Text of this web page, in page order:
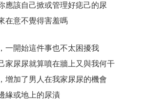
應該自己掀或管理好痣己的尿
在意不覺得害羞嗎
一開始這件事也不太困擾我
家尿尿就算噴在牆上又與我何干
增加了男人在我家尿尿的機會
緣或地上的尿漬